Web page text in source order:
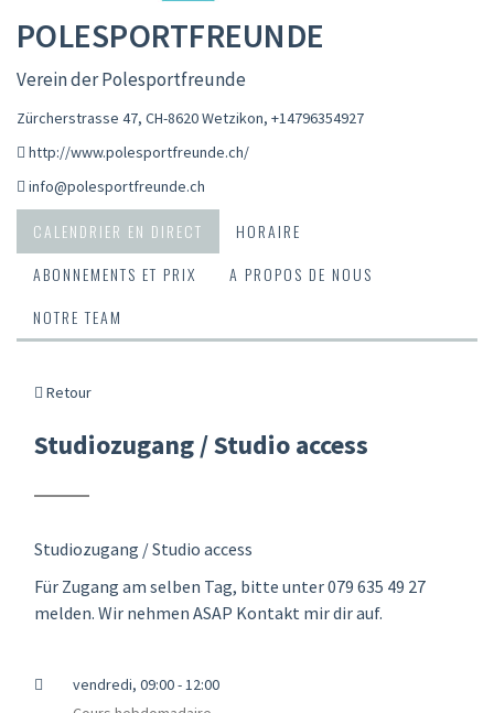
POLESPORTFREUNDE
Verein der Polesportfreunde
Zürcherstrasse 47, CH-8620 Wetzikon, +14796354927
http://www.polesportfreunde.ch/
info@polesportfreunde.ch
CALENDRIER EN DIRECT
HORAIRE
ABONNEMENTS ET PRIX
A PROPOS DE NOUS
NOTRE TEAM
Retour
Studiozugang / Studio access
Studiozugang / Studio access
Für Zugang am selben Tag, bitte unter 079 635 49 27
melden. Wir nehmen ASAP Kontakt mir dir auf.
vendredi, 09:00 - 12:00